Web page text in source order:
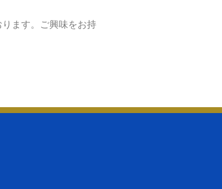
ます。ご興味をお持